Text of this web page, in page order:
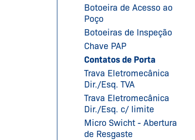
Botoeira de Acesso ao
Poço
Botoeiras de Inspeção
Chave PAP
Contatos de Porta
Trava Eletromecânica
Dir./Esq. TVA
Trava Eletromecânica
Dir./Esq. c/ limite
Micro Swicht - Abertura
de Resgaste